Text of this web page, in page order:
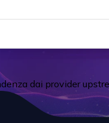
dai provider